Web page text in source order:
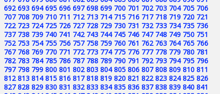
692 693 694 695 696 697 698 699 700 701 702 703 704 705 706
707 708 709 710 711 712 713 714 715 716 717 718 719 720 721
722 723 724 725 726 727 728 729 730 731 732 733 734 735 736
737 738 739 740 741 742 743 744 745 746 747 748 749 750 751
752 753 754 755 756 757 758 759 760 761 762 763 764 765 766
767 768 769 770 771 772 773 774 775 776 777 778 779 780 781
782 783 784 785 786 787 788 789 790 791 792 793 794 795 796
797 798 799 800 801 802 803 804 805 806 807 808 809 810 811
812 813 814 815 816 817 818 819 820 821 822 823 824 825 826
827 828 829 830 831 832 833 834 835 836 837 838 839 840 841